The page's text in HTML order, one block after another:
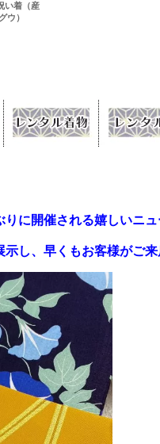
い着（産
ウ）
に開催される嬉しいニ
し、早くもお客様がご